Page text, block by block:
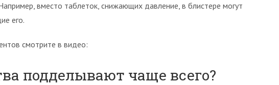
вместо таблеток, снижающих давление, в блистере могут
его.
смотрите в видео:
подделывают чаще всего?